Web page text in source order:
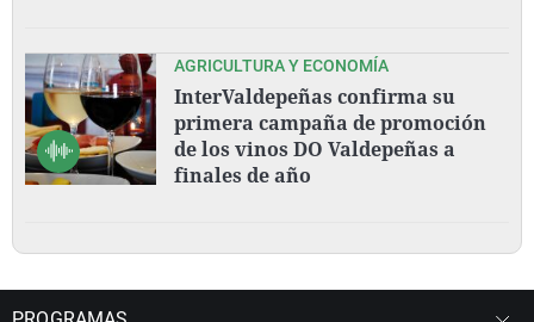
AGRICULTURA Y ECONOMÍA
InterValdepeñas confirma su
primera campaña de promoción
de los vinos DO Valdepeñas a
finales de año